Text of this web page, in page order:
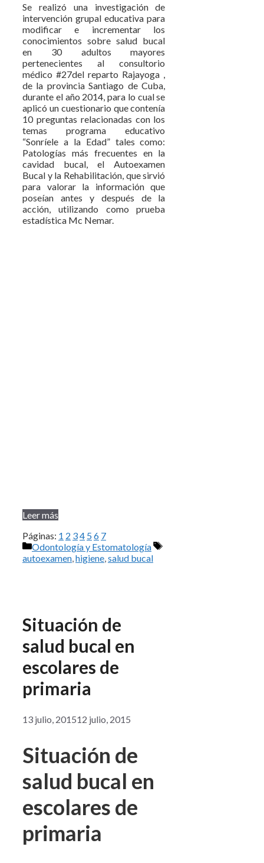
Se realizó una investigación de
intervención grupal educativa para
modificar e incrementar los
conocimientos sobre salud bucal
en 30 adultos mayores
pertenecientes al consultorio
médico #27del reparto Rajayoga ,
de la provincia Santiago de Cuba,
durante el año 2014, para lo cual se
aplicó un cuestionario que contenía
10 preguntas relacionadas con los
temas programa educativo
“Sonríele a la Edad” tales como:
Patologías más frecuentes en la
cavidad bucal, el Autoexamen
Bucal y la Rehabilitación, que sirvió
para valorar la información que
poseían antes y después de la
acción, utilizando como prueba
estadística Mc Nemar.
Leer más
Páginas: 1 2 34 56 7
Categorías
Odontología y Estomatología
Etiquetas
autoexamen higiene salud bucal
Situación de
salud bucal en
escolares de
primaria
13 julio, 201512 julio, 2015
Situación de
salud bucal en
escolares de
primaria